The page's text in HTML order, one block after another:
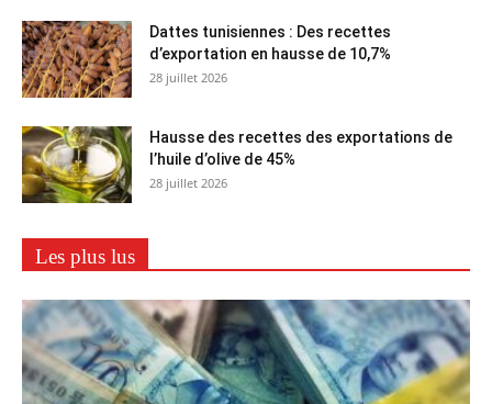
Dattes tunisiennes : Des recettes
d’exportation en hausse de 10,7%
28 juillet 2026
Hausse des recettes des exportations de
l’huile d’olive de 45%
28 juillet 2026
Les plus lus